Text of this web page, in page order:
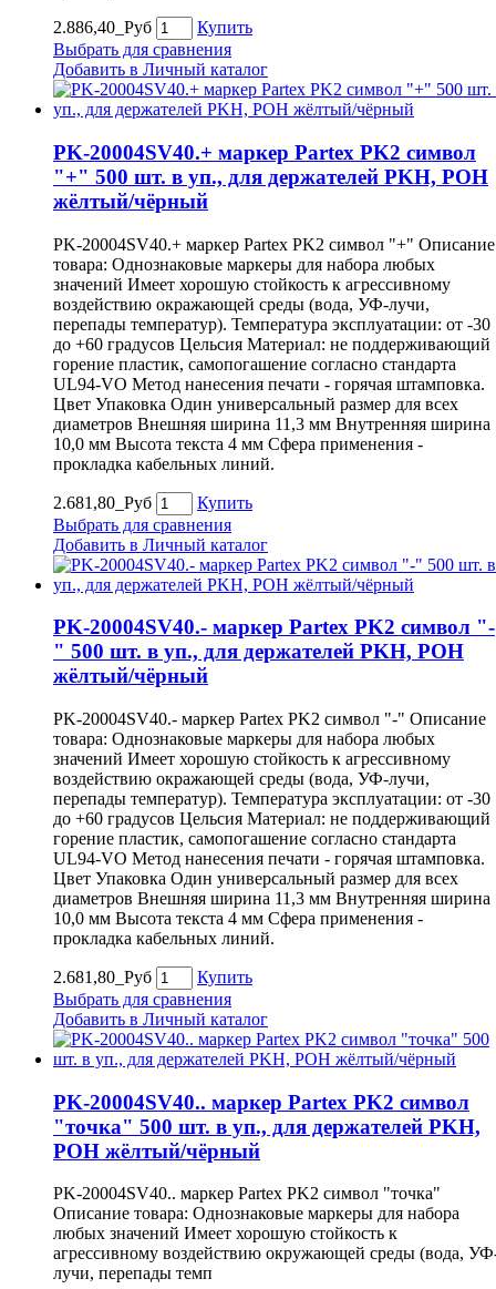
2.886,40_Руб
Купить
Выбрать для сравнения
Добавить в Личный каталог
PK-20004SV40.+ маркер Partex PK2 символ
"+" 500 шт. в уп., для держателей PKH, POH
жёлтый/чёрный
PK-20004SV40.+ маркер Partex PK2 символ "+" Описание
товара: Однознаковые маркеры для набора любых
значений Имеет хорошую стойкость к агрессивному
воздействию окражающей среды (вода, УФ-лучи,
перепады температур). Температура эксплуатации: от -30
до +60 градусов Цельсия Материал: не поддерживающий
горение пластик, самопогашение согласно стандарта
UL94-VO Метод нанесения печати - горячая штамповка.
Цвет Упаковка Один универсальный размер для всех
диаметров Внешняя ширина 11,3 мм Внутренняя ширина
10,0 мм Высота текста 4 мм Сфера применения -
прокладка кабельных линий.
2.681,80_Руб
Купить
Выбрать для сравнения
Добавить в Личный каталог
PK-20004SV40.- маркер Partex PK2 символ "-
" 500 шт. в уп., для держателей PKH, POH
жёлтый/чёрный
PK-20004SV40.- маркер Partex PK2 символ "-" Описание
товара: Однознаковые маркеры для набора любых
значений Имеет хорошую стойкость к агрессивному
воздействию окражающей среды (вода, УФ-лучи,
перепады температур). Температура эксплуатации: от -30
до +60 градусов Цельсия Материал: не поддерживающий
горение пластик, самопогашение согласно стандарта
UL94-VO Метод нанесения печати - горячая штамповка.
Цвет Упаковка Один универсальный размер для всех
диаметров Внешняя ширина 11,3 мм Внутренняя ширина
10,0 мм Высота текста 4 мм Сфера применения -
прокладка кабельных линий.
2.681,80_Руб
Купить
Выбрать для сравнения
Добавить в Личный каталог
PK-20004SV40.. маркер Partex PK2 символ
"точка" 500 шт. в уп., для держателей PKH,
POH жёлтый/чёрный
PK-20004SV40.. маркер Partex PK2 символ "точка"
Описание товара: Однознаковые маркеры для набора
любых значений Имеет хорошую стойкость к
агрессивному воздействию окружающей среды (вода,
лучи, перепады темп